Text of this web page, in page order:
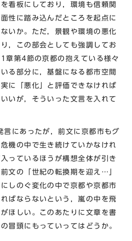
看板にしており，環境も信頼関
性に踏み込んだところを起点に
いか。ただ，景観や環境の悪化
，この部会としても強調してお
章第4節の京都の抱えている様々
る部分に，基盤になる都市空間
に「悪化」と評価できなければ
いが，そういった文言を入れて
にあったが，前文に京都市もグ
機の中で生き続けていかなけれ
っているほうが構想全体が引き
文の「世紀の転換期を迎え…」
しのぐ変化の中で京都や京都市
ばならないという，嵐の中を飛
ほしい。このあたりに文章を書
冒頭にもっていってはどうか。